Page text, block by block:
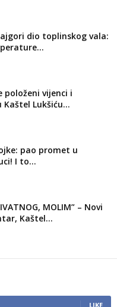
dio toplinskog vala:
položeni vijenci i
Kaštel Lukšiću...
pao promet u
I to...
MOLIM” – Novi
Kaštel...
LIKE